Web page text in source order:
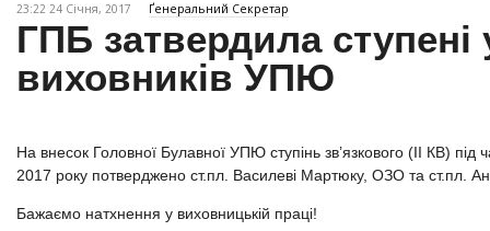
23:22 24 Січня, 2017 Ґенеральний Секретар
ГПБ затвердила ступені
виховників УПЮ
На внесок Головної Булавної УПЮ ступінь зв’язкового (ІІ КВ)
2017 року потверджено ст.пл. Василеві Мартюку, ОЗО та ст.пл.
Бажаємо натхнення у виховницькій праці!